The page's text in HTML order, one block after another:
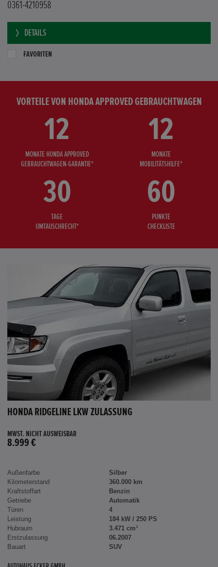
0361-4210958
DETAILS
FAVORITEN
VORTEILE VON HONDA APPROVED GEBRAUCHTWAGEN
12
MONATE HONDA APPROVED
GEBRAUCHTWAGEN-GARANTIE*
12
MONATE
MOBILITÄTSHILFE*
30
TAGE
UMTAUSCHRECHT*
60
PUNKTE
CHECKLISTE
HONDA RIDGELINE LKW ZULASSUNG
MWST. NICHT AUSWEISBAR
8.999 €
Außenfarbe
Silber
Kilometerstand
360.000 km
Kraftstoffart
Benzin
Getriebe
Automatik
Türen
4
Leistung
184 kW / 250 PS
Hubraum
3.471 cm³
Erstzulassung
06.2007
Bauart
SUV